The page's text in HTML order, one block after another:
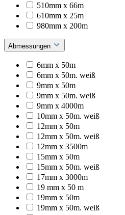
510mm x 66m
610mm x 25m
980mm x 200m
Abmessungen
6mm x 50m
6mm x 50m. weiß
9mm x 50m
9mm x 50m. weiß
9mm x 4000m
10mm x 50m. weiß
12mm x 50m
12mm x 50m. weiß
12mm x 3500m
15mm x 50m
15mm x 50m. weiß
17mm x 3000m
19 mm x 50 m
19mm x 50m
19mm x 50m. weiß